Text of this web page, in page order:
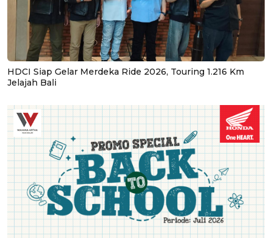
HDCI Siap Gelar Merdeka Ride 2026, Touring 1.216 Km
Jelajah Bali